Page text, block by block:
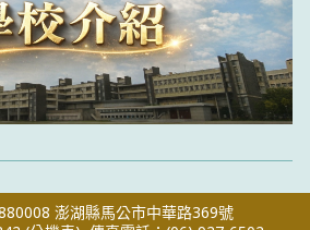
澎湖縣馬公市中華路369號